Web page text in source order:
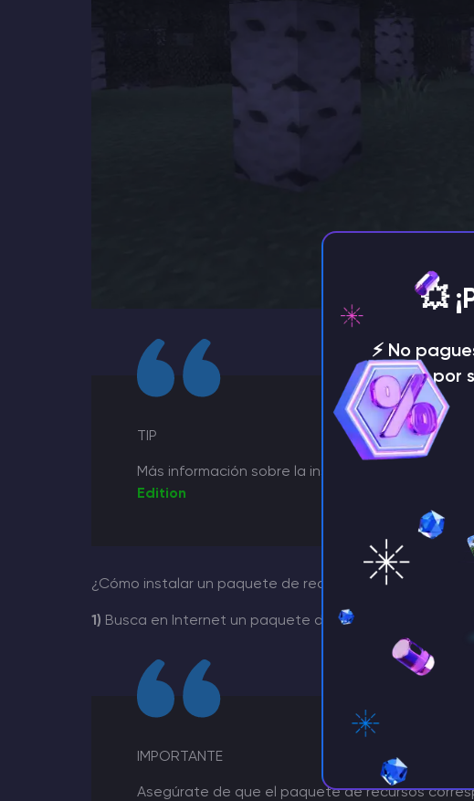
TIP
Más información sobre la instalación de un
Edition
¿Cómo instalar un paquete de recursos para el juego?
1) Busca en Internet un paquete de recursos que te
IMPORTANTE
Asegúrate de que el paquete de recursos
💥
⚡️ No
servidor por